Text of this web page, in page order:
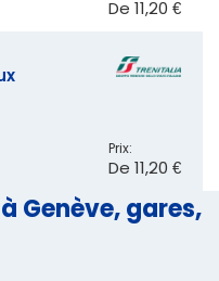
De 11,20 €
Prix:
De 11,20 €
Genève, gares,